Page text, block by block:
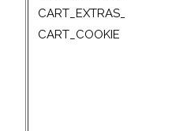
CART_COOKIE